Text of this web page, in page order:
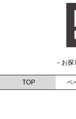
－お
TOP ペ